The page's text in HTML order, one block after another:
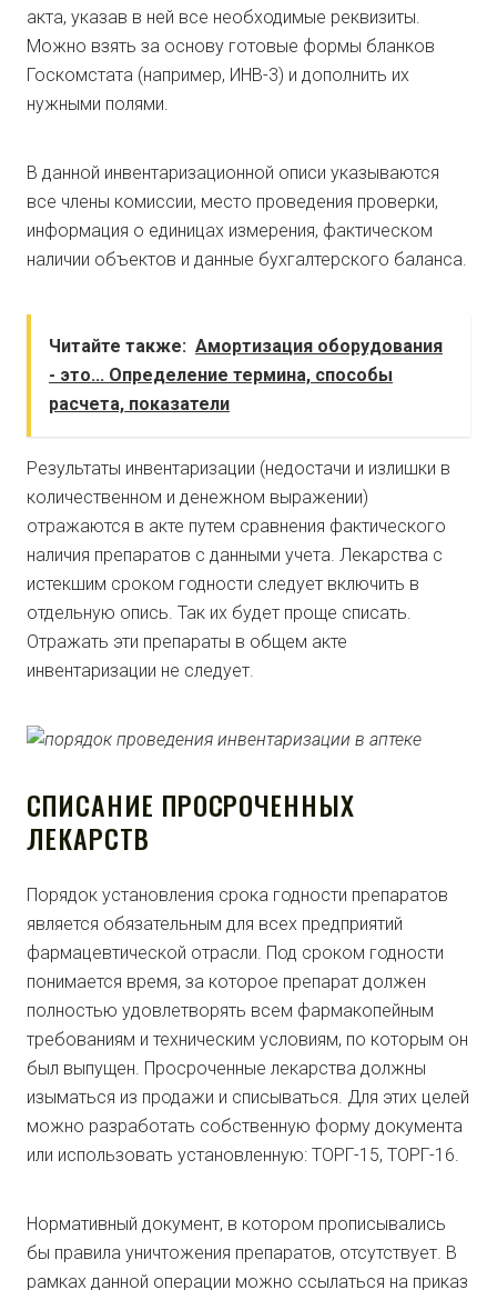
акта, указав в ней все необходимые реквизиты.
Можно взять за основу готовые формы бланков
Госкомстата (например, ИНВ-3) и дополнить их
нужными полями.
В данной инвентаризационной описи указываются
все члены комиссии, место проведения проверки,
информация о единицах измерения, фактическом
наличии объектов и данные бухгалтерского баланса.
Читайте также: Амортизация оборудования
- это... Определение термина, способы
расчета, показатели
Результаты инвентаризации (недостачи и излишки в
количественном и денежном выражении)
отражаются в акте путем сравнения фактического
наличия препаратов с данными учета. Лекарства с
истекшим сроком годности следует включить в
отдельную опись. Так их будет проще списать.
Отражать эти препараты в общем акте
инвентаризации не следует.
СПИСАНИЕ ПРОСРОЧЕННЫХ
ЛЕКАРСТВ
Порядок установления срока годности препаратов
является обязательным для всех предприятий
фармацевтической отрасли. Под сроком годности
понимается время, за которое препарат должен
полностью удовлетворять всем фармакопейным
требованиям и техническим условиям, по которым он
был выпущен. Просроченные лекарства должны
изыматься из продажи и списываться. Для этих целей
можно разработать собственную форму документа
или использовать установленную: ТОРГ-15, ТОРГ-16.
Нормативный документ, в котором прописывались
бы правила уничтожения препаратов, отсутствует. В
рамках данной операции можно ссылаться на приказ